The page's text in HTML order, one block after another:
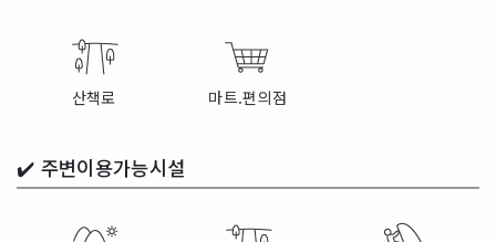
산책로 마트.편의점
✔️ 주변이용가능시설